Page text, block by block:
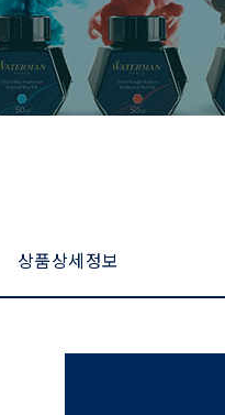
상품 상세 정보